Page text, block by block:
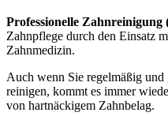
Professionelle Zahnreinigung
Zahnpflege durch den Einsatz
Zahnmedizin.
Auch wenn Sie regelmäßig
reinigen, kommt es immer
von hartnäckigem Zahnbelag.